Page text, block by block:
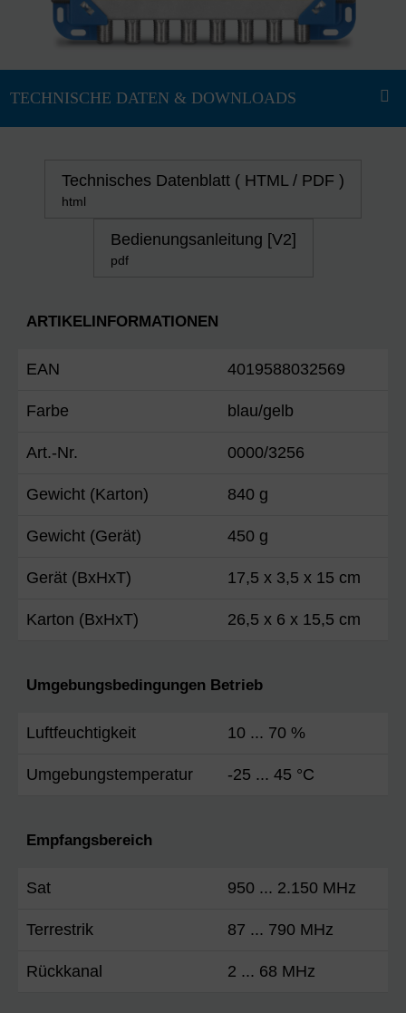
Technisches Datenblatt ( HTML / PDF )
html
Bedienungsanleitung [V2]
pdf
ARTIKELINFORMATIONEN
EAN 4019588032569
Farbe blau/gelb
Art.-Nr. 0000/3256
Gewicht (Karton) 840 g
Gewicht (Gerät) 450 g
Gerät (BxHxT) 17,5 x 3,5 x 15 cm
Karton (BxHxT) 26,5 x 6 x 15,5 cm
Umgebungsbedingungen Betrieb
Luftfeuchtigkeit 10 ... 70 %
Umgebungstemperatur -25 ... 45 °C
Empfangsbereich
Sat 950 ... 2.150 MHz
Terrestrik 87 ... 790 MHz
Rückkanal 2 ... 68 MHz